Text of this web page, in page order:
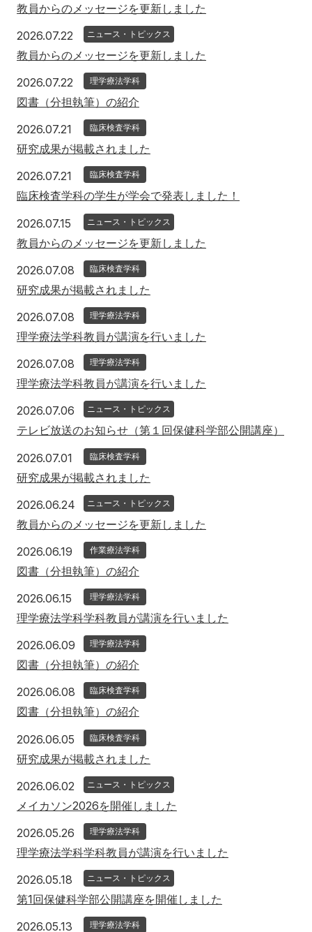
教員からのメッセージを更新しました
2026.07.22 2026年7月22日
ニュース・トピックス
教員からのメッセージを更新しました
2026.07.22 2026年7月22日
理学療法学科
図書（分担執筆）の紹介
2026.07.21 2026年7月21日
臨床検査学科
研究成果が掲載されました
2026.07.21 2026年7月21日
臨床検査学科
臨床検査学科の学生が学会で発表しました！
2026.07.15 2026年7月15日
ニュース・トピックス
教員からのメッセージを更新しました
2026.07.08 2026年7月8日
臨床検査学科
研究成果が掲載されました
2026.07.08 2026年7月8日
理学療法学科
理学療法学科教員が講演を行いました
2026.07.08 2026年7月8日
理学療法学科
理学療法学科教員が講演を行いました
2026.07.06 2026年7月6日
ニュース・トピックス
テレビ放送のお知らせ（第１回保健科学部公開講座）
2026.07.01 2026年7月1日
臨床検査学科
研究成果が掲載されました
2026.06.24 2026年6月24日
ニュース・トピックス
教員からのメッセージを更新しました
2026.06.19 2026年6月19日
作業療法学科
図書（分担執筆）の紹介
2026.06.15 2026年6月15日
理学療法学科
理学療法学科学科教員が講演を行いました
2026.06.09 2026年6月9日
理学療法学科
図書（分担執筆）の紹介
2026.06.08 2026年6月8日
臨床検査学科
図書（分担執筆）の紹介
2026.06.05 2026年6月5日
臨床検査学科
研究成果が掲載されました
2026.06.02 2026年6月2日
ニュース・トピックス
メイカソン2026を開催しました
2026.05.26 2026年5月26日
理学療法学科
理学療法学科学科教員が講演を行いました
2026.05.18 2026年5月18日
ニュース・トピックス
第1回保健科学部公開講座を開催しました
2026.05.13 2026年5月13日
理学療法学科